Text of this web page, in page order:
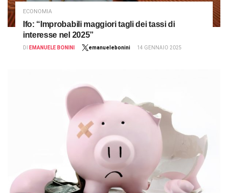
ECONOMIA
Ifo: “Improbabili maggiori tagli dei tassi di
interesse nel 2025”
DI EMANUELE BONINI emanuelebonini 14 GENNAIO 2025